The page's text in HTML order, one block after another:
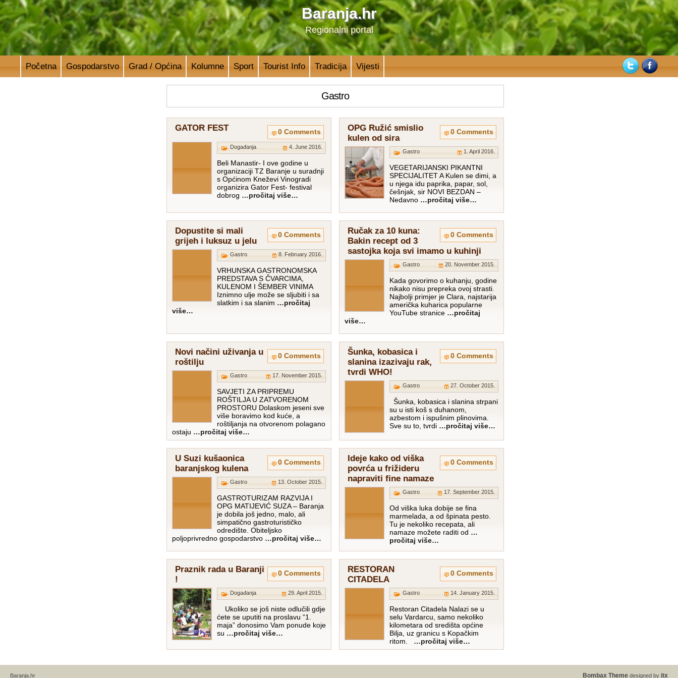
Baranja.hr
Regionalni portal
Početna Gospodarstvo Grad / Općina Kolumne Sport Tourist Info Tradicija Vijesti
Gastro
0 Comments
GATOR FEST
4. June 2016.
Događanja
Beli Manastir- I ove godine u
organizaciji TZ Baranje u suradnji
s Općinom Kneževi Vinogradi
organizira Gator Fest- festival
dobrog …pročitaj više…
0 Comments
OPG Ružić smislio
kulen od sira
1. April 2016.
Gastro
VEGETARIJANSKI PIKANTNI
SPECIJALITET A Kulen se dimi, a
u njega idu paprika, papar, sol,
češnjak, sir NOVI BEZDAN –
Nedavno …pročitaj više…
0 Comments
Dopustite si mali
grijeh i luksuz u jelu
8. February 2016.
Gastro
VRHUNSKA GASTRONOMSKA
PREDSTAVA S ČVARCIMA,
KULENOM I ŠEMBER VINIMA
Iznimno ulje može se sljubiti i sa
slatkim i sa slanim …pročitaj
više…
0 Comments
Ručak za 10 kuna:
Bakin recept od 3
sastojka koja svi imamo u kuhinji
20. November 2015.
Gastro
Kada govorimo o kuhanju, godine
nikako nisu prepreka ovoj strasti.
Najbolji primjer je Clara, najstarija
američka kuharica popularne
YouTube stranice …pročitaj
više…
0 Comments
Novi načini uživanja u
roštilju
17. November 2015.
Gastro
SAVJETI ZA PRIPREMU
ROŠTILJA U ZATVORENOM
PROSTORU Dolaskom jeseni sve
više boravimo kod kuće, a
roštiljanja na otvorenom polagano
ostaju …pročitaj više…
0 Comments
Šunka, kobasica i
slanina izazivaju rak,
tvrdi WHO!
27. October 2015.
Gastro
Šunka, kobasica i slanina strpani
su u isti koš s duhanom,
azbestom i ispušnim plinovima.
Sve su to, tvrdi …pročitaj više…
0 Comments
U Suzi kušaonica
baranjskog kulena
13. October 2015.
Gastro
GASTROTURIZAM RAZVIJA I
OPG MATIJEVIĆ SUZA – Baranja
je dobila još jedno, malo, ali
simpatično gastroturističko
odredište. Obiteljsko
poljoprivredno gospodarstvo …pročitaj više…
0 Comments
Ideje kako od viška
povrća u frižideru
napraviti fine namaze
17. September 2015.
Gastro
Od viška luka dobije se fina
marmelada, a od špinata pesto.
Tu je nekoliko recepata, ali
namaze možete raditi od …
pročitaj više…
0 Comments
Praznik rada u Baranji
!
29. April 2015.
Događanja
Ukoliko se još niste odlučili gdje
ćete se uputiti na proslavu “1.
maja” donosimo Vam ponude koje
su …pročitaj više…
0 Comments
RESTORAN
CITADELA
14. January 2015.
Gastro
Restoran Citadela Nalazi se u
selu Vardarcu, samo nekoliko
kilometara od središta općine
Bilja, uz granicu s Kopačkim
ritom. …pročitaj više…
Baranja.hr Bombax Theme designed by itx